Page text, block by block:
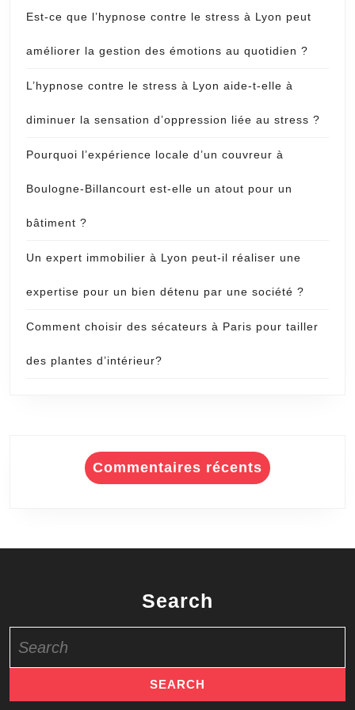
Est-ce que l’hypnose contre le stress à Lyon peut
améliorer la gestion des émotions au quotidien ?
L’hypnose contre le stress à Lyon aide-t-elle à
diminuer la sensation d’oppression liée au stress ?
Pourquoi l’expérience locale d’un couvreur à
Boulogne-Billancourt est-elle un atout pour un
bâtiment ?
Un expert immobilier à Lyon peut-il réaliser une
expertise pour un bien détenu par une société ?
Comment choisir des sécateurs à Paris pour tailler
des plantes d’intérieur?
Commentaires récents
Search
for: